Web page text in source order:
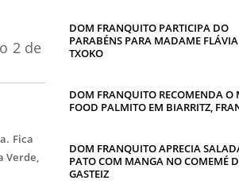
2 de
Fica
Verde,
DOM FRANQUITO PARTICIPA DO
PARABÉNS PARA MADAME
TXOKO
DOM FRANQUITO RECOMENDA O
FOOD PALMITO EM BIARRITZ,
DOM FRANQUITO APRECIA
PATO COM MANGA NO COMEMÉ
GASTEIZ